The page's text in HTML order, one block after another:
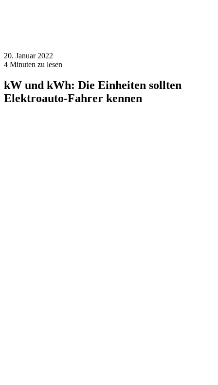
20. Januar 2022
4 Minuten zu lesen
kW und kWh: Die Einheiten sollten
Elektroauto-Fahrer kennen